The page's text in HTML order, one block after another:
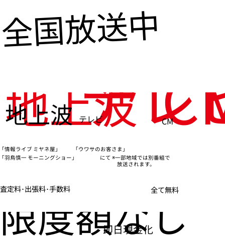
全国放送中
地上波テレ
地上波 テレビ CM
情報ライブ ミヤネ屋」 「ウワサのお客さま」
羽鳥慎一 モーニングショー」 にて ※一部地域では別番組で
放送されます。
査定料･出張料･手数料 全て無料
限度額なし
即日現金化